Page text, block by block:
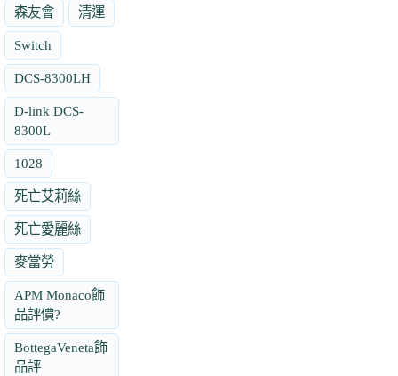
森友會 清運
Switch
DCS-8300LH
D-link DCS-
8300L
1028
死亡艾莉絲
死亡愛麗絲
麥當勞
APM Monaco飾
品評價?
BottegaVeneta飾
品評